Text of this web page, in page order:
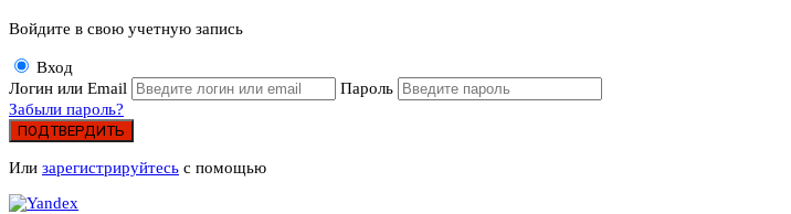
Войдите в свою учетную запись
Вход
Логин или Email
Пароль
Забыли пароль?
ПОДТВЕРДИТЬ
Или зарегистрируйтесь с помощью